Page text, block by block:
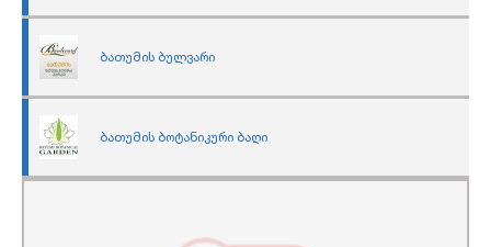
ბათუმის ბულვარი
ბათუმის ბოტანიკური ბაღი